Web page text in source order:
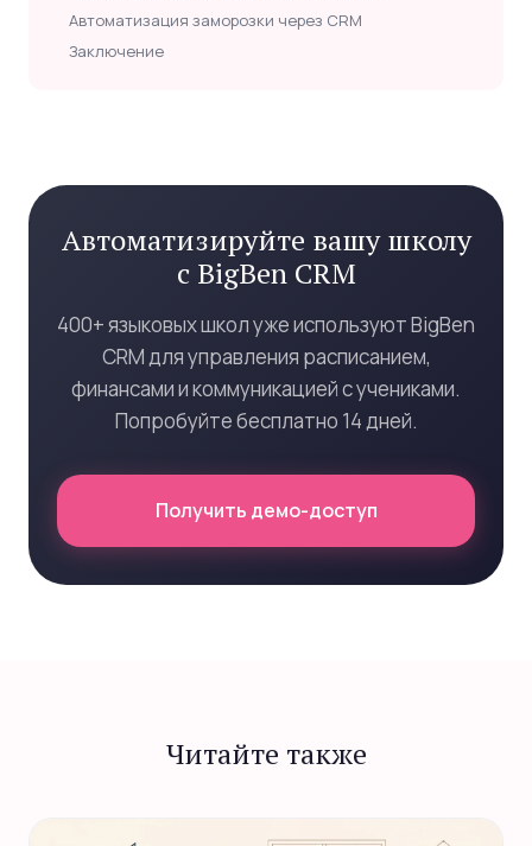
Автоматизация заморозки через CRM
Заключение
Автоматизируйте вашу школу
с BigBen CRM
400+ языковых школ уже используют BigBen
CRM для управления расписанием,
финансами и коммуникацией с учениками.
Попробуйте бесплатно 14 дней.
Получить демо-доступ
Читайте также